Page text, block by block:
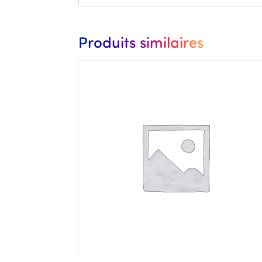
Produits similaires